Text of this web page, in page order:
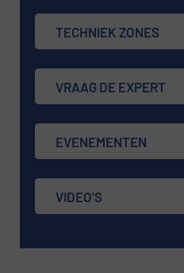
TECHNIEK ZONES
VRAAG DE EXPERT
EVENEMENTEN
VIDEO'S